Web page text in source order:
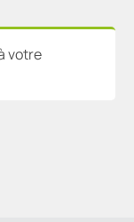
votre